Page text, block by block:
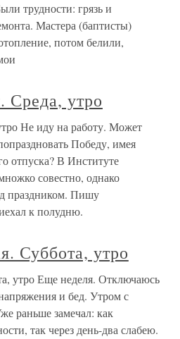
трудности: грязь и
Мастера (баптисты)
потом белили,
Среда, утро
Не иду на работу. Может
Победу, имея
отпуска? В Институте
совестно, однако
праздником. Пишу
к полудню.
Суббота, утро
утро Еще неделя. Отключаюсь
и бед. Утром с
раньше замечал: как
так через день-два слабею.